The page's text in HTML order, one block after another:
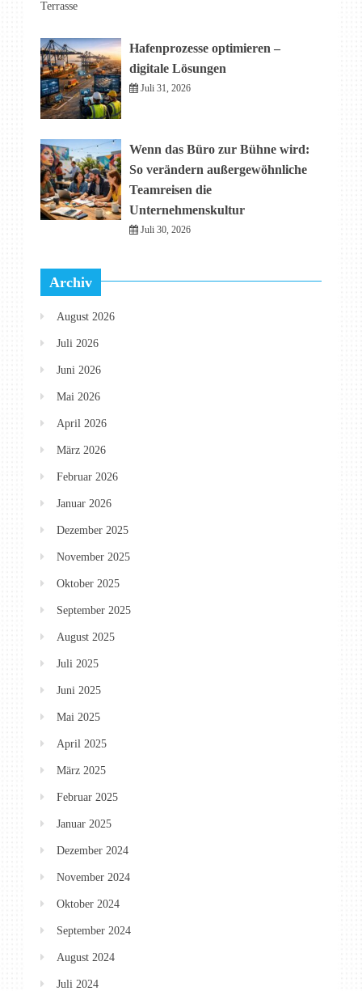
Terrasse
Hafenprozesse optimieren –
digitale Lösungen
Juli 31, 2026
Wenn das Büro zur Bühne wird:
So verändern außergewöhnliche
Teamreisen die
Unternehmenskultur
Juli 30, 2026
Archiv
August 2026
Juli 2026
Juni 2026
Mai 2026
April 2026
März 2026
Februar 2026
Januar 2026
Dezember 2025
November 2025
Oktober 2025
September 2025
August 2025
Juli 2025
Juni 2025
Mai 2025
April 2025
März 2025
Februar 2025
Januar 2025
Dezember 2024
November 2024
Oktober 2024
September 2024
August 2024
Juli 2024